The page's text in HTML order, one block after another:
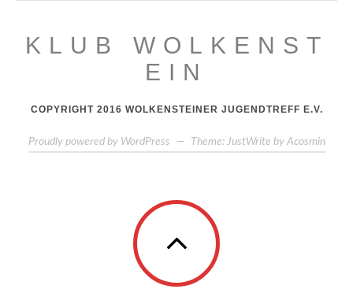
KLUB WOLKENST
EIN
COPYRIGHT 2016 WOLKENSTEINER JUGENDTREFF E.V.
Proudly powered by WordPress — Theme: JustWrite by Acosmin